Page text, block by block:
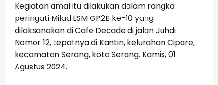
Kegiatan amal itu dilakukan dalam rangka
peringati Milad LSM GP2B ke-10 yang
dilaksanakan di Cafe Decade di jalan Juhdi
Nomor 12, tepatnya di Kantin, kelurahan Cipare,
kecamatan Serang, kota Serang. Kamis, 01
Agustus 2024.